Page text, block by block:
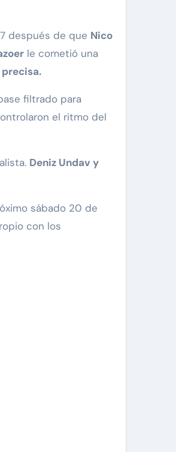
después de que Nico
le cometió una
filtrado para
el ritmo del
Deniz Undav y
sábado 20 de
con los